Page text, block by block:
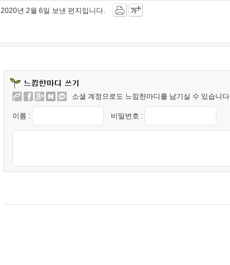
2020년 2월 6일 보낸 편지입니다.
소셜 계정으로도 느낌한마디를 남기실 수 있습니다.
이름 : 비밀번호 :